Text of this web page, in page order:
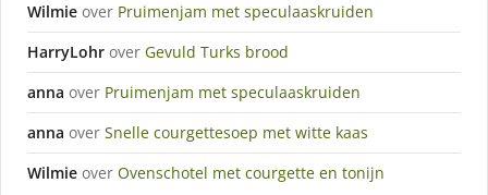
Wilmie over Pruimenjam met speculaaskruiden
HarryLohr over Gevuld Turks brood
anna over Pruimenjam met speculaaskruiden
anna over Snelle courgettesoep met witte kaas
Wilmie over Ovenschotel met courgette en tonijn